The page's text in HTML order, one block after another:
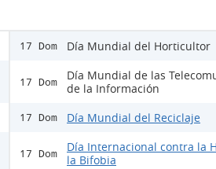
17 Dom Día Mundial del Horticultor
17 Dom
Día Mundial de las
de la Información
17 Dom Día Mundial del Reciclaje
17 Dom
Día Internacional contra la
la Bifobia